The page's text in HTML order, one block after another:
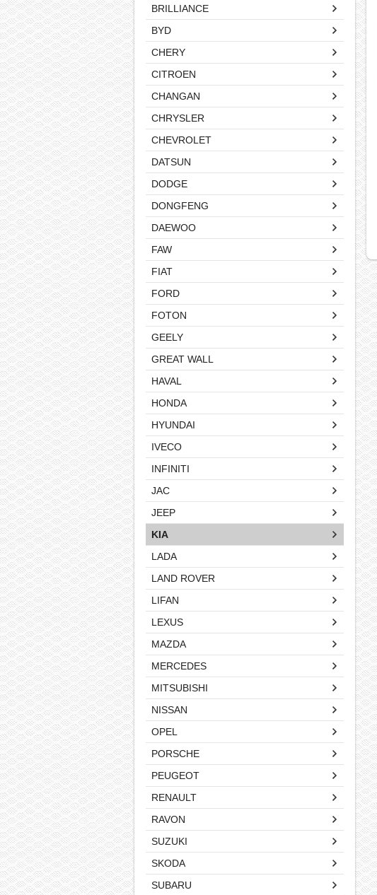
BRILLIANCE
BYD
CHERY
CITROEN
CHANGAN
CHRYSLER
CHEVROLET
DATSUN
DODGE
DONGFENG
DAEWOO
FAW
FIAT
FORD
FOTON
GEELY
GREAT WALL
HAVAL
HONDA
HYUNDAI
IVECO
INFINITI
JAC
JEEP
KIA
LADA
LAND ROVER
LIFAN
LEXUS
MAZDA
MERCEDES
MITSUBISHI
NISSAN
OPEL
PORSCHE
PEUGEOT
RENAULT
RAVON
SUZUKI
SKODA
SUBARU